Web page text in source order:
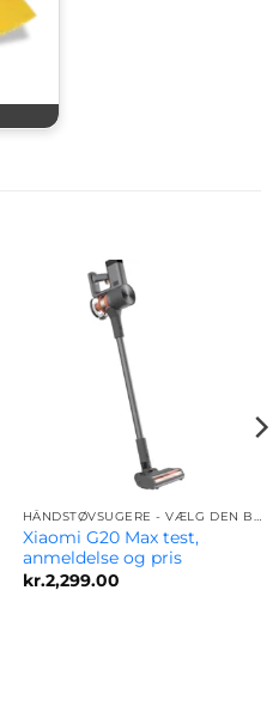
HÅNDSTØVSUGERE - VÆLG DEN BEDSTE MODEL FOR DIG
Xiaomi G20 Max test,
anmeldelse og pris
kr.2,299.00